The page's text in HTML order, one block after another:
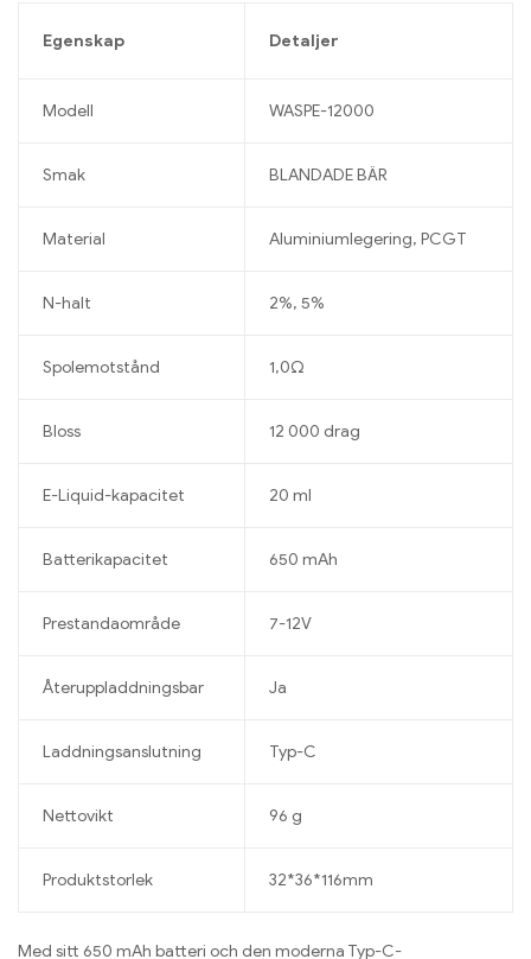
Egenskap Detaljer
Modell WASPE-12000
Smak BLANDADE BÄR
Material Aluminiumlegering, PCGT
N-halt 2%, 5%
Spolemotstånd 1,0Ω
Bloss 12 000 drag
E-Liquid-kapacitet 20 ml
Batterikapacitet 650 mAh
Prestandaområde 7-12V
Återuppladdningsbar Ja
Laddningsanslutning Typ-C
Nettovikt 96 g
Produktstorlek 32*36*116mm
Med sitt 650 mAh batteri och den moderna Typ-C-